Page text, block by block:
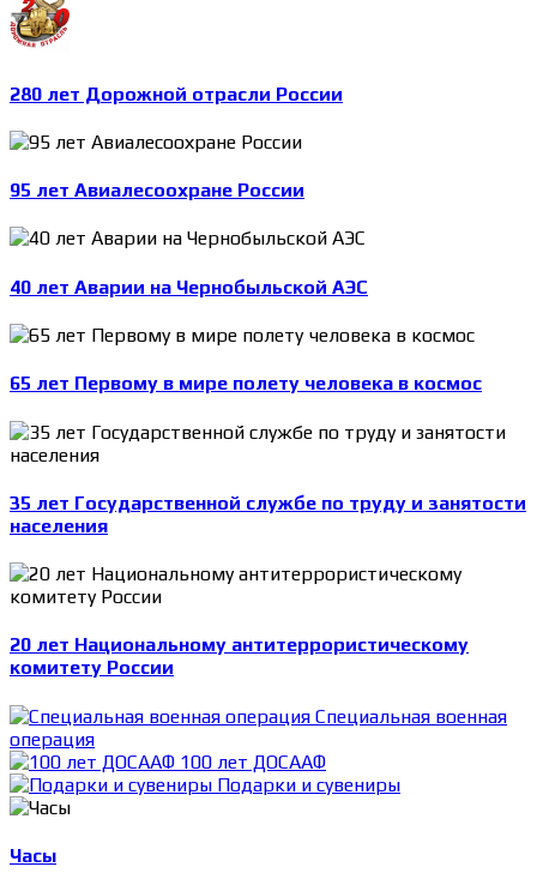
280 лет Дорожной отрасли России
95 лет Авиалесоохране России
40 лет Аварии на Чернобыльской АЭС
65 лет Первому в мире полету человека в космос
35 лет Государственной службе по труду и занятости
населения
20 лет Национальному антитеррористическому
комитету России
Специальная военная
операция
100 лет ДОСААФ
Подарки и сувениры
Часы